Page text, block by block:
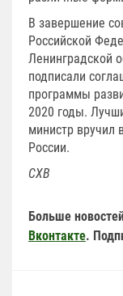
В завершение
Российской
Ленинградской
подписали
программы
2020 годы.
министр вручил
России.
СХВ
Больше
Вконтакте.